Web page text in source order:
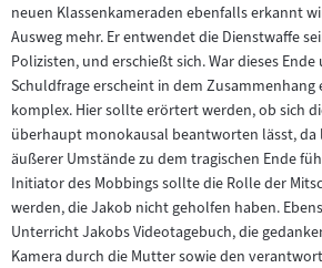
neuen Klassenkameraden ebenfalls erkannt
Ausweg mehr. Er entwendet die Dienstwaffe
Polizisten, und erschießt sich. War dieses
Schuldfrage erscheint in dem Zusammenhang
komplex. Hier sollte erörtert werden, ob sich
überhaupt monokausal beantworten lässt,
äußerer Umstände zu dem tragischen Ende
Initiator des Mobbings sollte die Rolle der
werden, die Jakob nicht geholfen haben.
Unterricht Jakobs Videotagebuch, die
Kamera durch die Mutter sowie den